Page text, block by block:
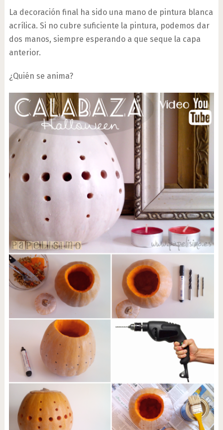
La decoración final ha sido una mano de pintura blanca
acrílica. Si no cubre suficiente la pintura, podemos dar
dos manos, siempre esperando a que seque la capa
anterior.
¿Quién se anima?